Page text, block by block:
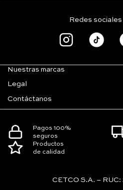
Nuestras marcas
Legal
Contáctanos
Redes
Pagos 100%
seguros
Productos
de calidad
CETCO S.A. –